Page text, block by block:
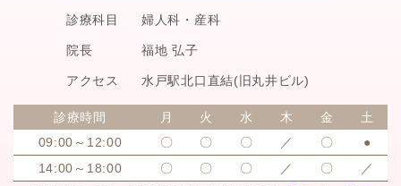
診療科目 婦人科・産科
院長 福地 弘子
アクセス 水戸駅北口直結(旧丸井ビル)
診療時間 月 火 水 木 金
土
09:00～12:00
〇 〇 〇 ／ 〇
●
14:00～18:00
〇 〇 〇 ／ 〇 ／